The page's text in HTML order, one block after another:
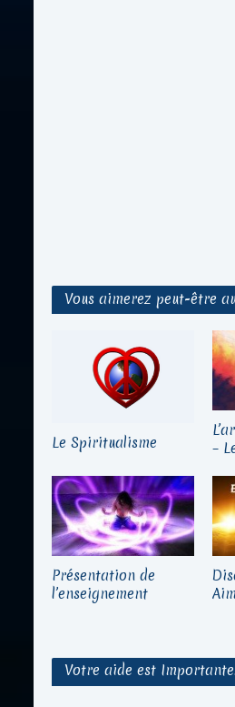
Vous aimerez peut-être
Le Spiritualisme
–
Présentation de
l’enseignement
Votre aide est